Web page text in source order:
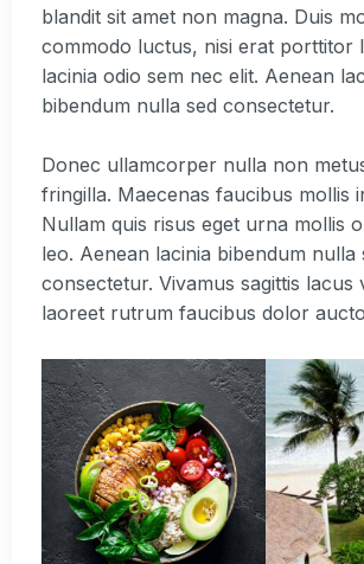
blandit sit amet non magna. Duis
commodo luctus, nisi erat porttitor
lacinia odio sem nec elit. Aenean
bibendum nulla sed consectetur.
Donec ullamcorper nulla non
fringilla. Maecenas faucibus mollis
Nullam quis risus eget urna mollis
leo. Aenean lacinia bibendum nulla
consectetur. Vivamus sagittis lacus
laoreet rutrum faucibus dolor